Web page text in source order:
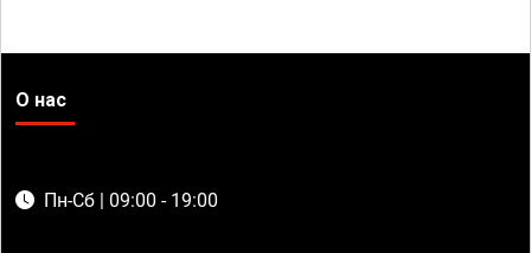
О нас
Пн-Сб | 09:00 - 19:00